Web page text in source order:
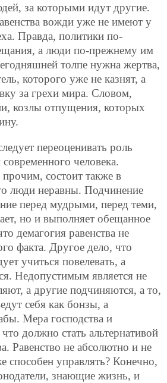
за которыми идут другие.
вожди уже не имеют у
Правда, политики по-
а люди по-прежнему им
толпе нужна жертва,
которого уже не казнят, а
за грехи мира. Словом,
козлы отпущения, которых
переоценивать роль
человека.
состоит также в
люди неравны. Подчинение
перед мудрыми, перед теми,
но и выполняет обещанное
демагогия равенства не
факта. Другое дело, что
учиться повелевать, а
Недопустимым является не
а другие подчиняются, а то,
себя как бонзы, а
Мера господства и
должно стать альтернативой
Равенство не абсолютно и не
способен управлять? Конечно,
знающие жизнь, и